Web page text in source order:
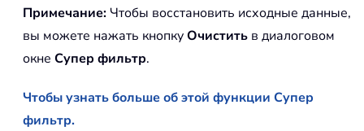
Примечание: Чтобы восстановить исходные данные,
вы можете нажать кнопкуОчистить в диалоговом
окне Супер фильтр.
Чтобы узнать больше об этой функции Супер
фильтр.